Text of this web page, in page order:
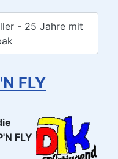
- 25 Jahre mit
FLY
FLY